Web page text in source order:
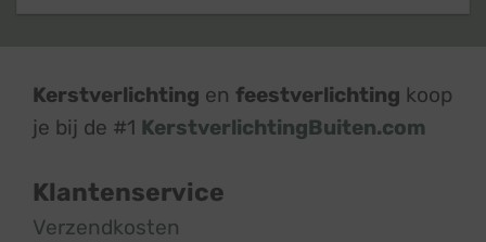
Kerstverlichting en feestverlichting koop
je bij de #1 KerstverlichtingBuiten.com
Klantenservice
Verzendkosten